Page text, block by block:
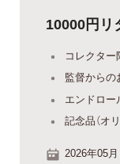
10000円リ
コレクタ
監督からの
エンドロー
記念品（オ
2026年05